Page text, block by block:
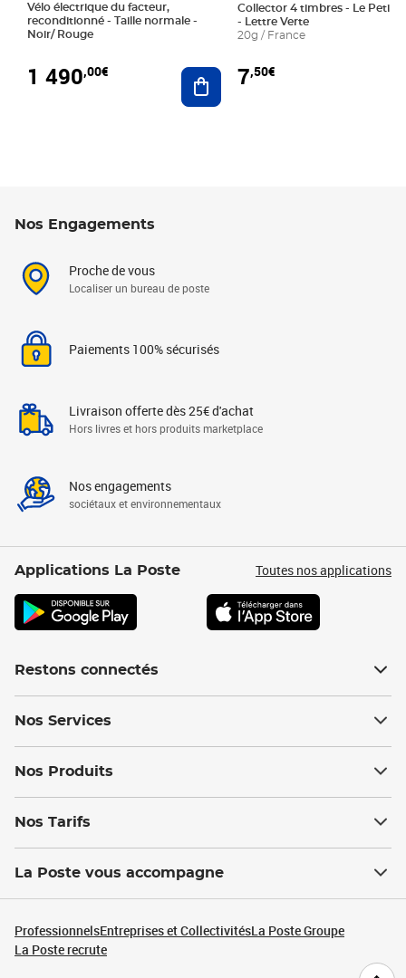
Vélo électrique du facteur,
reconditionné - Taille normale -
Noir/ Rouge
1 490,00€ Ajouter au panier
Collector 4 timbres - Le Petit
- Lettre Verte
20g / France
7,50€
Nos Engagements
Proche de vous
Localiser un bureau de poste
Paiements 100% sécurisés
Livraison offerte dès 25€ d'achat
Hors livres et hors produits marketplace
Nos engagements
sociétaux et environnementaux
Applications La Poste Toutes nos applications
Restons connectés
Nos Services
Nos Produits
Nos Tarifs
La Poste vous accompagne
ProfessionnelsEntreprises et CollectivitésLa Poste Groupe
La Poste recrute